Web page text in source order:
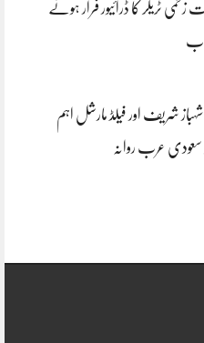
ٹریلر کا ڈرائیور فرار ہونے
شہباز شریف اور فیلڈ مارشل اہم
عرب روانہ